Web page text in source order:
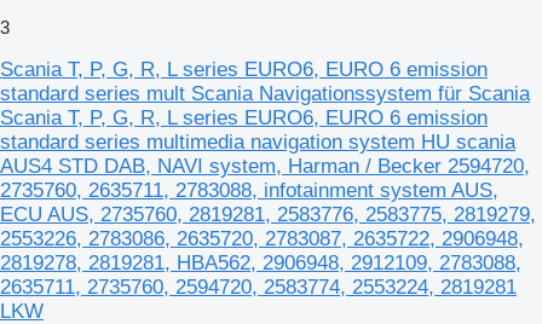
3
Scania T, P, G, R, L series EURO6, EURO 6 emission
standard series mult Scania Navigationssystem für Scania
Scania T, P, G, R, L series EURO6, EURO 6 emission
standard series multimedia navigation system HU scania
AUS4 STD DAB, NAVI system, Harman / Becker 2594720,
2735760, 2635711, 2783088, infotainment system AUS,
ECU AUS, 2735760, 2819281, 2583776, 2583775, 2819279,
2553226, 2783086, 2635720, 2783087, 2635722, 2906948,
2819278, 2819281, HBA562, 2906948, 2912109, 2783088,
2635711, 2735760, 2594720, 2583774, 2553224, 2819281
LKW